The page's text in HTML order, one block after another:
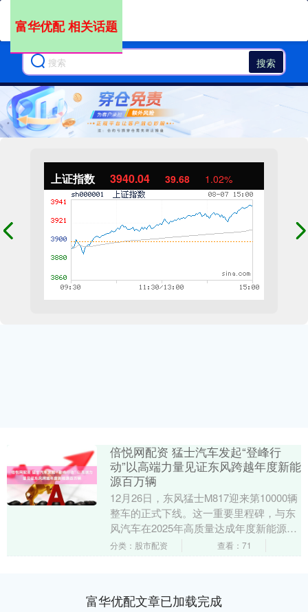
搜索
上证指数 3940.04 39.68 1.02%
富华优配 相关话题
倍悦网配资 猛士汽车发起“登峰行
动”以高端力量见证东风跨越年度新能
源百万辆
12月26日，东风猛士M817迎来第10000辆
整车的正式下线。这一重要里程碑，与东
风汽车在2025年高质量达成年度新能源汽
车百万销量的整体跨越交相辉映，共同
分类：股市配资 查看：71
富华优配文章已加载完成